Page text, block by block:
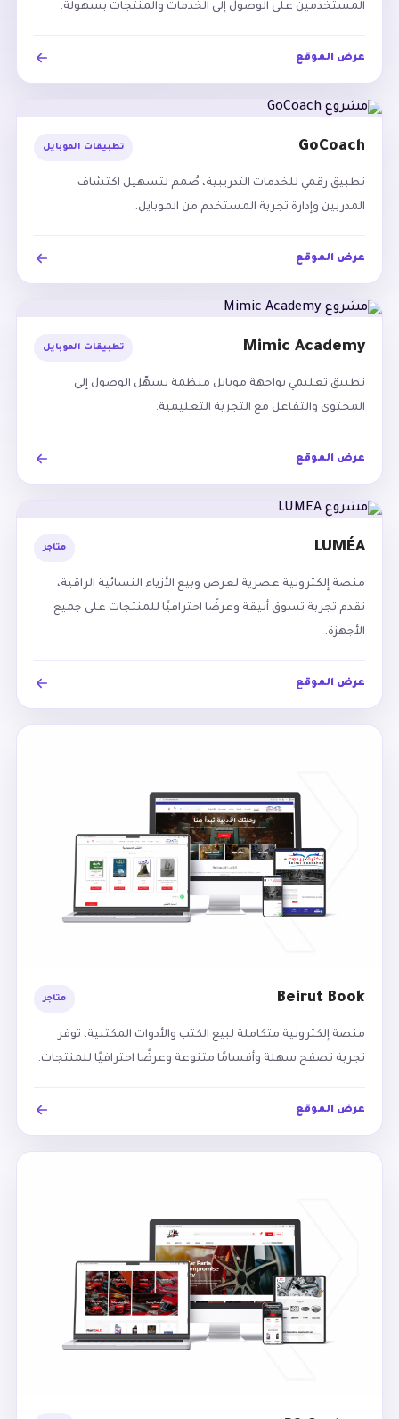
المستخدمين على الوصول إلى الخدمات والمنتجات بسهولة.
عرض الموقع
GoCoach تطبيقات الموبايل
تطبيق رقمي للخدمات التدريبية، صُمم لتسهيل اكتشاف
المدربين وإدارة تجربة المستخدم من الموبايل.
عرض الموقع
Mimic Academy تطبيقات الموبايل
تطبيق تعليمي بواجهة موبايل منظمة يسهّل الوصول إلى
المحتوى والتفاعل مع التجربة التعليمية.
عرض الموقع
LUMÉA متاجر
منصة إلكترونية عصرية لعرض وبيع الأزياء النسائية الراقية،
تقدم تجربة تسوق أنيقة وعرضًا احترافيًا للمنتجات على جميع
الأجهزة.
عرض الموقع
Beirut Book متاجر
منصة إلكترونية متكاملة لبيع الكتب والأدوات المكتبية، توفر
تجربة تصفح سهلة وأقسامًا متنوعة وعرضًا احترافيًا للمنتجات.
عرض الموقع